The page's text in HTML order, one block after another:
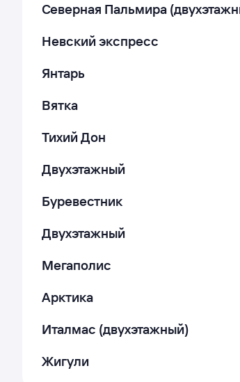
Северная Пальмира
Невский экспресс
Янтарь
Вятка
Тихий Дон
Двухэтажный
Буревестник
Двухэтажный
Мегаполис
Арктика
Италмас (двухэтажный)
Жигули